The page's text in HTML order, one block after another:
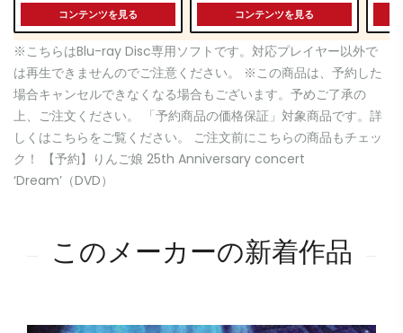
コンテンツを見る コンテンツを見る
※こちらはBlu-ray Disc専用ソフトです。対応プレイヤー以外で
は再生できませんのでご注意ください。 ※この商品は、予約した
場合キャンセルできなくなる場合もございます。予めご了承の
上、ご注文ください。 「予約商品の価格保証」対象商品です。詳
しくはこちらをご覧ください。 ご注文前にこちらの商品もチェッ
ク！ 【予約】りんご娘 25th Anniversary concert
‘Dream’（DVD）
このメーカーの新着作品